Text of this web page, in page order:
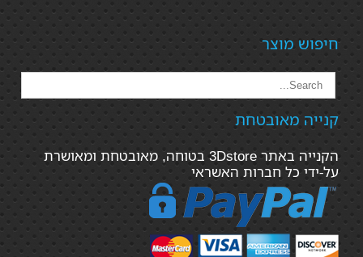
חיפוש מוצר
קנייה מאובטחת
הקנייה באתר 3Dstore בטוחה, מאובטחת ומאושרת
על-ידי כל חברות האשראי